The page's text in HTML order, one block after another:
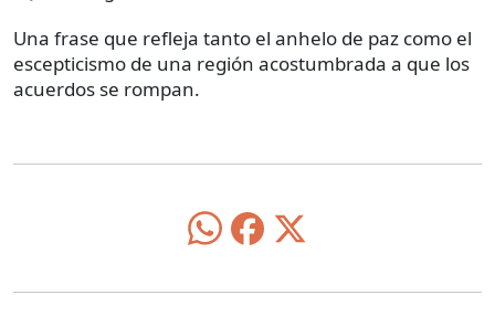
Una frase que refleja tanto el anhelo de paz como el
escepticismo de una región acostumbrada a que los
acuerdos se rompan.